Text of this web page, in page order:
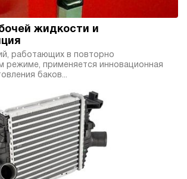
жидкости и
работающих в повторно
режиме, применяется инновационная
баков...